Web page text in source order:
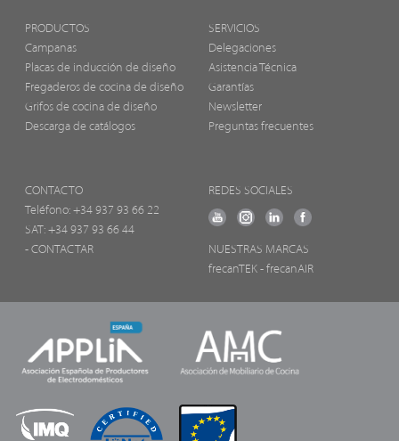
PRODUCTOS
Campanas
Placas de inducción de diseño
Fregaderos de cocina de diseño
Grifos de cocina de diseño
Descarga de catálogos
SERVICIOS
Delegaciones
Asistencia Técnica
Garantías
Newsletter
Preguntas frecuentes
CONTACTO
Teléfono: +34 937 93 66 22
SAT: +34 937 93 66 44
- CONTACTAR
REDES SOCIALES
NUESTRAS MARCAS
frecanTEK - frecanAIR